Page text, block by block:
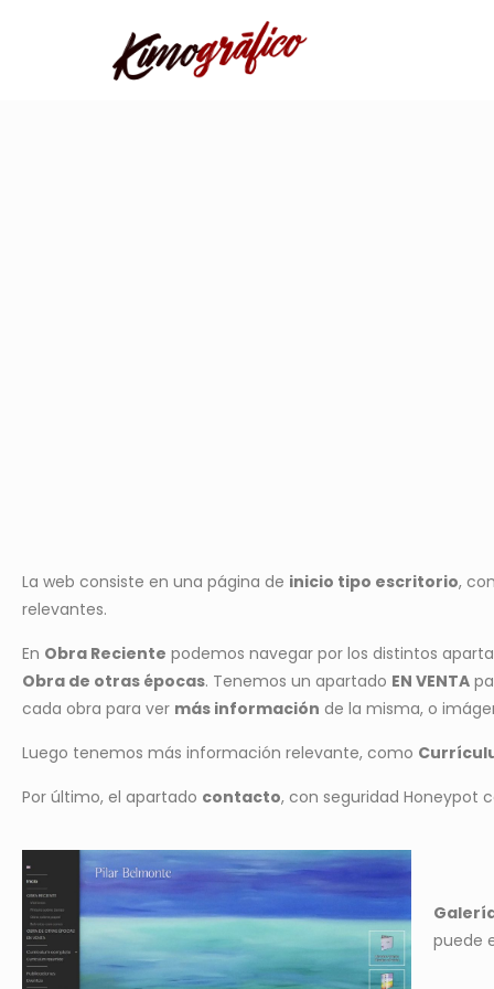
La web consiste en una página de inicio tipo escritorio,
relevantes.
En Obra Reciente podemos navegar por los distintos
Obra de otras épocas. Tenemos un apartado EN VENTA
cada obra para ver más información de la misma, o
Luego tenemos más información relevante, como
Por último, el apartado contacto, con seguridad Honeypot
puede